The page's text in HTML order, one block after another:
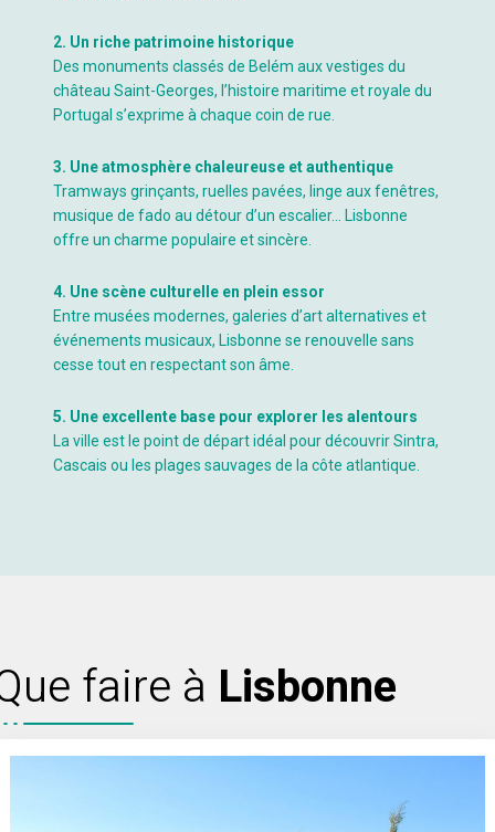
2. Un riche patrimoine historique
Des monuments classés de Belém aux vestiges du
château Saint-Georges, l’histoire maritime et royale du
Portugal s’exprime à chaque coin de rue.
3. Une atmosphère chaleureuse et authentique
Tramways grinçants, ruelles pavées, linge aux fenêtres,
musique de fado au détour d’un escalier… Lisbonne
offre un charme populaire et sincère.
4. Une scène culturelle en plein essor
Entre musées modernes, galeries d’art alternatives et
événements musicaux, Lisbonne se renouvelle sans
cesse tout en respectant son âme.
5. Une excellente base pour explorer les alentours
La ville est le point de départ idéal pour découvrir Sintra,
Cascais ou les plages sauvages de la côte atlantique.
faire à Lisbonne